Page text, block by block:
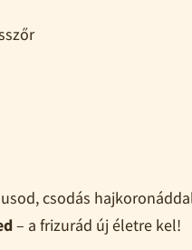
csodás
– a frizurád új életre kel!